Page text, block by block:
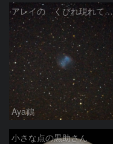
アレイの くびれ現れて…
Aya鶴
小さな点の黒助さん